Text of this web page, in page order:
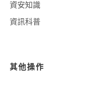
資安知識
資訊科普
其他操作